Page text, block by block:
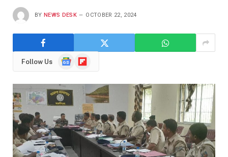
BY NEWS DESK OCTOBER 22, 2024
Follow Us
GoogleFlipboard